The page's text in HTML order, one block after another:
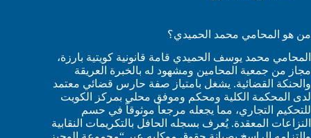
من هو المحامي محمد الحميدي؟
المحامي محمد يوسف الحميدي قامة قانونية كويتية بارزة،
مجاز من جمعية المحامين ومشهود له بالخبرة العريقة
والحنكة القضائية. يشغل بامتياز صفة حارس قضائي معتمد
لدى المحكمة الكلية ومحكم وموفق محلي بمركز الكويت
للتحكيم التجاري، مما يجعله مرجعاً موثوقاً في حسم
النزاعات المعقدة. يُعرف بسجله الحافل بالتكريمات النقابية